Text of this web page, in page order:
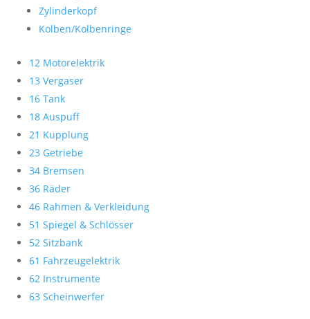
Zylinderkopf
Kolben/Kolbenringe
12 Motorelektrik
13 Vergaser
16 Tank
18 Auspuff
21 Kupplung
23 Getriebe
34 Bremsen
36 Räder
46 Rahmen & Verkleidung
51 Spiegel & Schlösser
52 Sitzbank
61 Fahrzeugelektrik
62 Instrumente
63 Scheinwerfer